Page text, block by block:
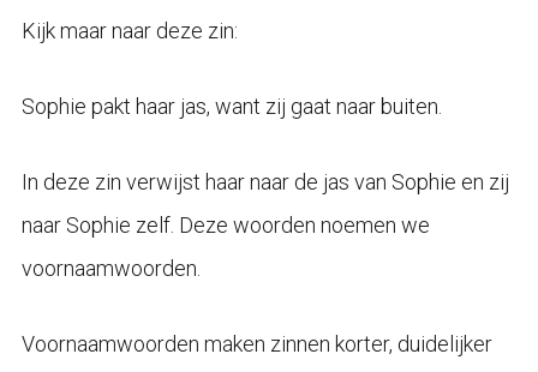
Kijk maar naar deze zin:
Sophie pakt haar jas, want zij gaat naar buiten.
In deze zin verwijst haar naar de jas van Sophie en zij
naar Sophie zelf. Deze woorden noemen we
voornaamwoorden.
Voornaamwoorden maken zinnen korter, duidelijker